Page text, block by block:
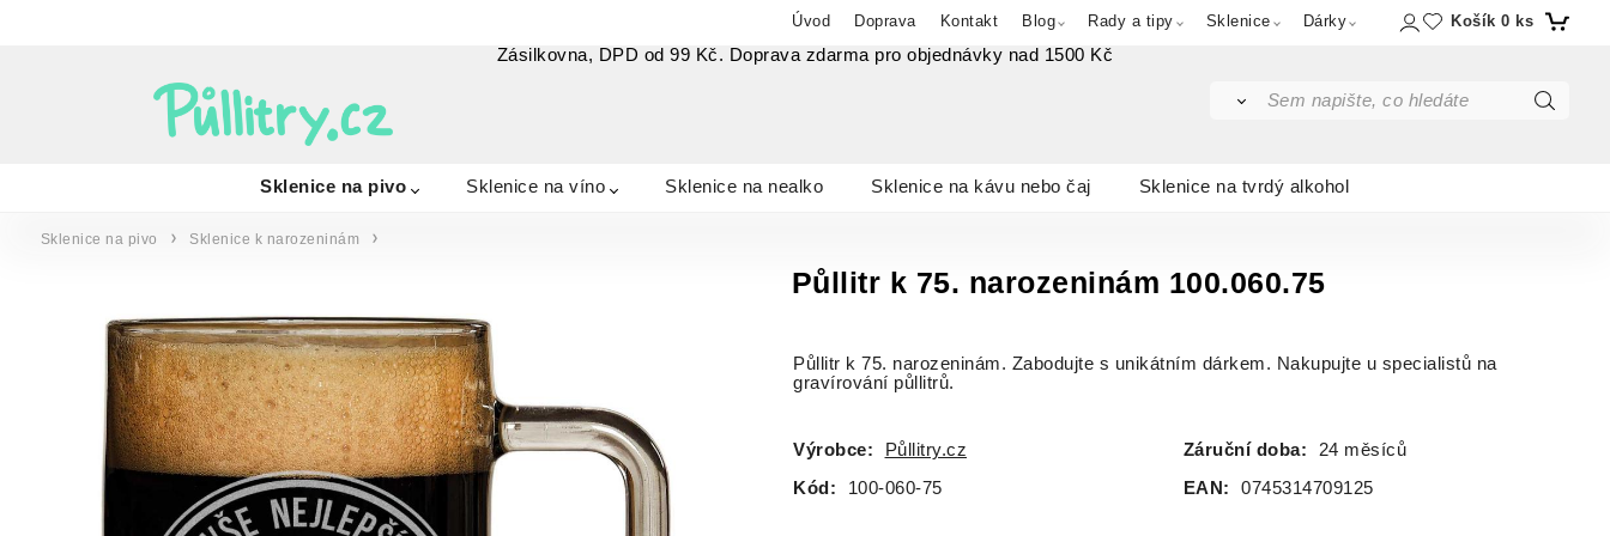
Úvod Doprava Kontakt Blog Rady a tipy Sklenice Dárky Košík 0 ks
Zásilkovna, DPD od 99 Kč. Doprava zdarma pro objednávky nad 1500 Kč
Sklenice na pivo Sklenice na víno Sklenice na nealko Sklenice na kávu nebo čaj Sklenice na tvrdý alkohol
Sklenice na pivo Sklenice k narozeninám
Půllitr k 75. narozeninám 100.060.75
Půllitr k 75. narozeninám. Zabodujte s unikátním dárkem. Nakupujte u specialistů na
gravírování půllitrů.
Výrobce: Půllitry.cz Záruční doba:
24 měsíců
Kód:
100-060-75 EAN: 0745314709125